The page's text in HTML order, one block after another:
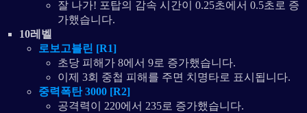
잘 나가! 포탑의 감속 시간이 0.25초에서 0.5초로 증
가했습니다.
10레벨
로보고블린 [R1]
초당 피해가 8에서 9로 증가했습니다.
이제 3회 중첩 피해를 주면 치명타로 표시됩니다.
중력폭탄 3000 [R2]
공격력이 220에서 235로 증가했습니다.